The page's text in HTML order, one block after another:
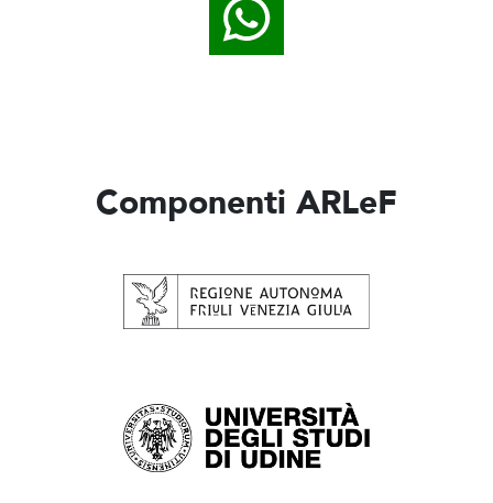
Componenti ARLeF